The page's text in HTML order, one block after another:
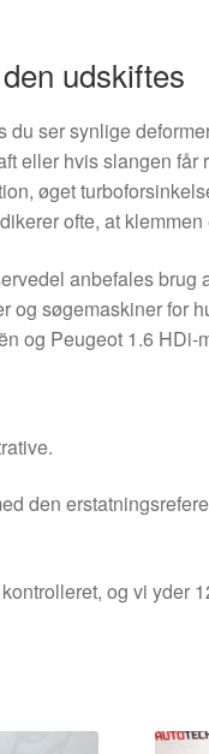
udskiftes
du ser synlige
eller hvis slangen får
øget
ofte, at
anbefales brug
og søgemaskiner for
og Peugeot 1.6 HDi-
den
og vi yder